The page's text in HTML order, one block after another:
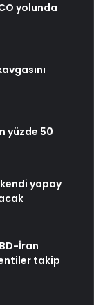
yolunda
yüzde 50
yapay
İran
takip